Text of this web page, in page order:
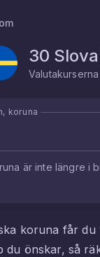
30
koruna
är inte längre i
koruna får du
du önskar, så